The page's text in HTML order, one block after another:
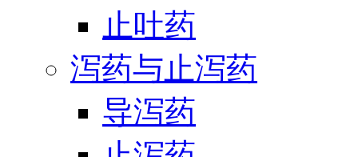
止吐药
泻药与止泻药
导泻药